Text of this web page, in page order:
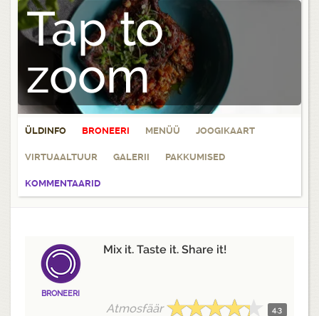
Tap to
zoom
ÜLDINFO BRONEERI MENÜÜ JOOGIKAART
VIRTUAALTUUR GALERII PAKKUMISED
KOMMENTAARID
BRONEERI
Mix it. Taste it. Share it!
Atmosfäär 4.3